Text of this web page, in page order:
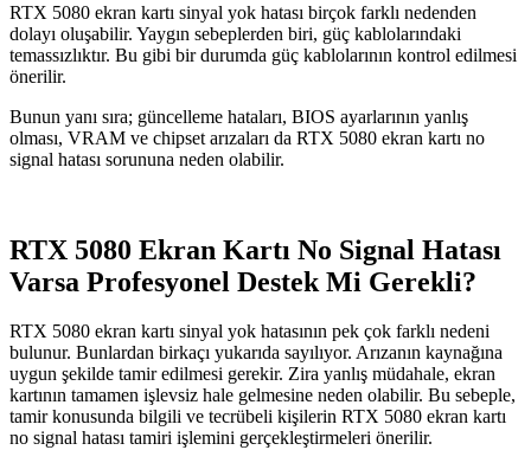
RTX 5080 ekran kartı sinyal yok hatası birçok farklı nedenden
dolayı oluşabilir. Yaygın sebeplerden biri, güç kablolarındaki
temassızlıktır. Bu gibi bir durumda güç kablolarının kontrol edilmesi
önerilir.
Bunun yanı sıra; güncelleme hataları, BIOS ayarlarının yanlış
olması, VRAM ve chipset arızaları da RTX 5080 ekran kartı no
signal hatası sorununa neden olabilir.
RTX 5080 Ekran Kartı No Signal Hatası
Varsa Profesyonel Destek Mi Gerekli?
RTX 5080 ekran kartı sinyal yok hatasının pek çok farklı nedeni
bulunur. Bunlardan birkaçı yukarıda sayılıyor. Arızanın kaynağına
uygun şekilde tamir edilmesi gerekir. Zira yanlış müdahale, ekran
kartının tamamen işlevsiz hale gelmesine neden olabilir. Bu sebeple,
tamir konusunda bilgili ve tecrübeli kişilerin RTX 5080 ekran kartı
no signal hatası tamiri işlemini gerçekleştirmeleri önerilir.